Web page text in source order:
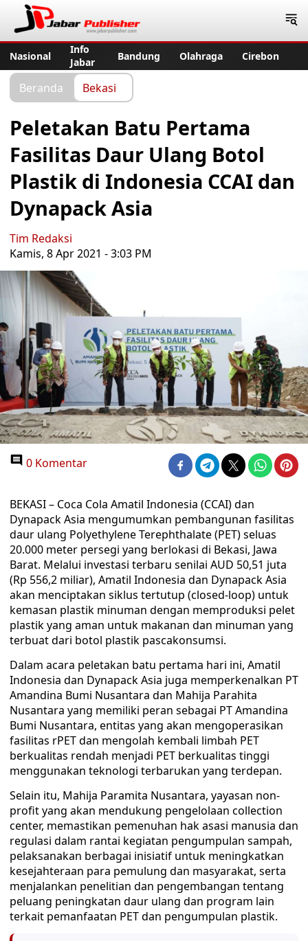
Nasional
Info
Jabar
Bandung Olahraga Cirebon
Beranda Bekasi
Peletakan Batu Pertama
Fasilitas Daur Ulang Botol
Plastik di Indonesia CCAI dan
Dynapack Asia
Tim Redaksi
Kamis, 8 Apr 2021 - 3:03 PM
0 Komentar
BEKASI – Coca Cola Amatil Indonesia (CCAI) dan
Dynapack Asia mengumumkan pembangunan fasilitas
daur ulang Polyethylene Terephthalate (PET) seluas
20.000 meter persegi yang berlokasi di Bekasi, Jawa
Barat. Melalui investasi terbaru senilai AUD 50,51 juta
(Rp 556,2 miliar), Amatil Indonesia dan Dynapack Asia
akan menciptakan siklus tertutup (closed-loop) untuk
kemasan plastik minuman dengan memproduksi pelet
plastik yang aman untuk makanan dan minuman yang
terbuat dari botol plastik pascakonsumsi.
Dalam acara peletakan batu pertama hari ini, Amatil
Indonesia dan Dynapack Asia juga memperkenalkan PT
Amandina Bumi Nusantara dan Mahija Parahita
Nusantara yang memiliki peran sebagai PT Amandina
Bumi Nusantara, entitas yang akan mengoperasikan
fasilitas rPET dan mengolah kembali limbah PET
berkualitas rendah menjadi PET berkualitas tinggi
menggunakan teknologi terbarukan yang terdepan.
Selain itu, Mahija Paramita Nusantara, yayasan non-
profit yang akan mendukung pengelolaan collection
center, memastikan pemenuhan hak asasi manusia dan
regulasi dalam rantai kegiatan pengumpulan sampah,
pelaksanakan berbagai inisiatif untuk meningkatkan
kesejahteraan para pemulung dan masyarakat, serta
menjalankan penelitian dan pengembangan tentang
peluang peningkatan daur ulang dan program lain
terkait pemanfaatan PET dan pengumpulan plastik.